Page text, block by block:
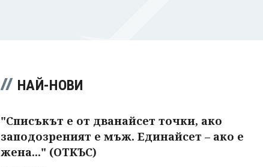
НАЙ-НОВИ
"Списъкът е от дванайсет точки, ако
заподозреният е мъж. Единайсет – ако е
жена..." (ОТКЪС)